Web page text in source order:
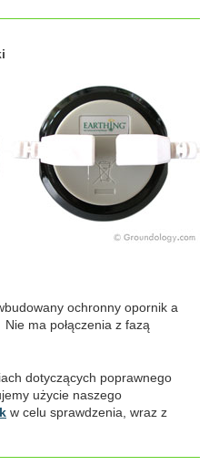
ochronny opornik a
ma połączenia z fazą
dotyczących poprawnego
użycie naszego
w celu sprawdzenia, wraz z